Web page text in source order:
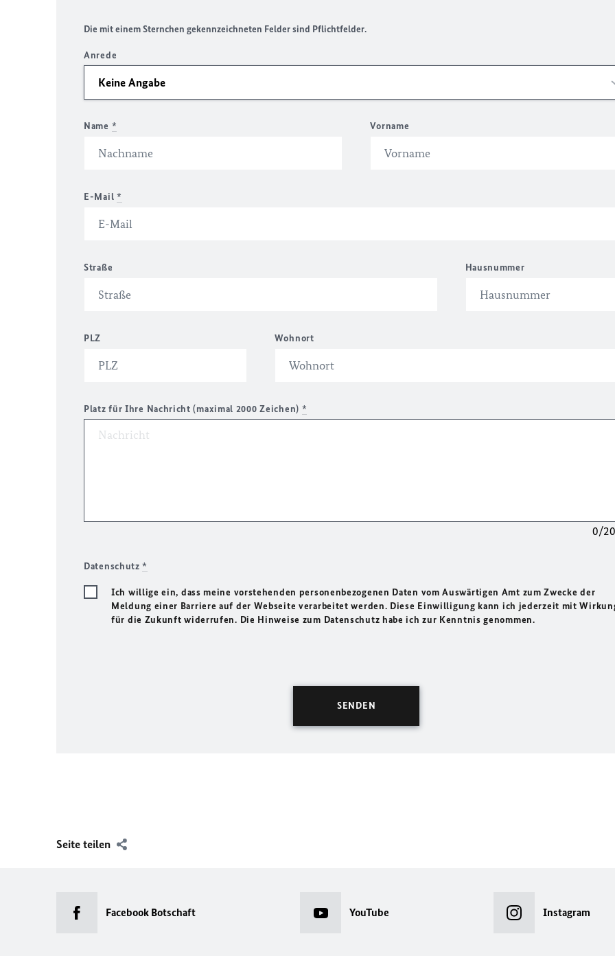
Die mit einem Sternchen gekennzeichneten Felder sind Pflichtfelder.
Anrede
Name * Vorname
E-Mail *
Straße Hausnummer
PLZ Wohnort
Platz für Ihre Nachricht (maximal 2000 Zeichen) *
0/
Datenschutz*
Ich willige ein, dass meine vorstehenden personenbezogenen Daten vom Auswärtigen Amt zum Zwecke der
Meldung einer Barriere auf der Webseite verarbeitet werden. Diese Einwilligung kann ich jederzeit mit
für die Zukunft widerrufen. Die Hinweise zum Datenschutz habe ich zur Kenntnis genommen.
Seite teilen
Facebook Botschaft YouTube Instagram